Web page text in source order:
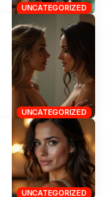
UNCATEGORIZED
UNCATEGORIZED
UNCATEGORIZED